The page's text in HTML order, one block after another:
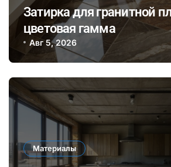
Затирка для гранитной
цветовая гамма
Авг 5, 2026
Материалы